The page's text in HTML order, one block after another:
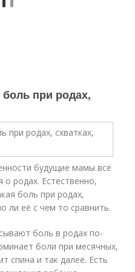
при родах,
будущие мамы всё
родах. Естественно,
боль при родах,
ли её с чем то сравнить.
боль в родах по-
боли при месячных,
спина и так далее. Есть